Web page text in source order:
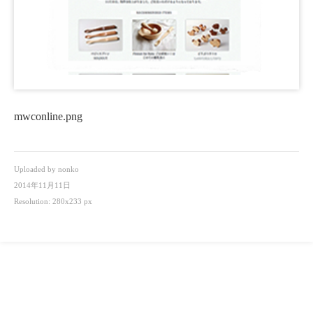
mwconline.png
Uploaded by nonko
2014年11月11日
Resolution: 280x233 px